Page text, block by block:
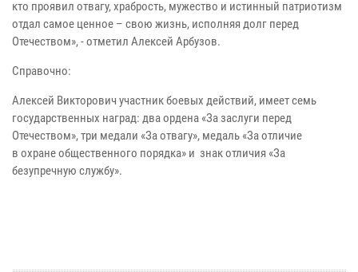
кто проявил отвагу, храбрость, мужество и истинный патриотизм
отдал самое ценное – свою жизнь, исполняя долг перед
Отечеством», - отметил Алексей Арбузов.
Справочно:
Алексей Викторович участник боевых действий, имеет семь
государственных наград: два ордена «За заслуги перед
Отечеством», три медали «За отвагу», медаль «За отличие
в охране общественного порядка» и знак отличия «За
безупречную службу».